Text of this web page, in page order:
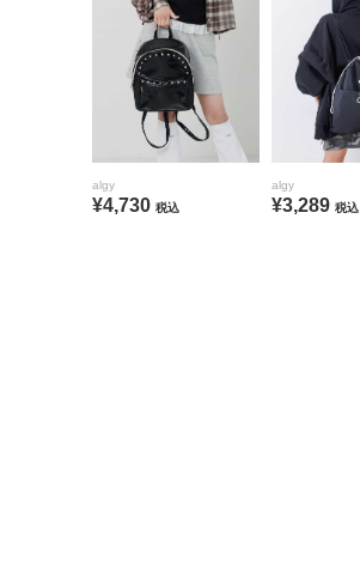
algy
¥4,730 税込
algy
¥3,289 税込